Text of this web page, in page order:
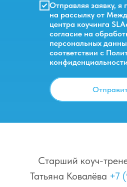
Отправляя заявку,
на рассылку от
центра коучинга
согласие на
персональных
соответствии с
конфиденциальности
Старший коуч-
Татьяна Ковалёва +7